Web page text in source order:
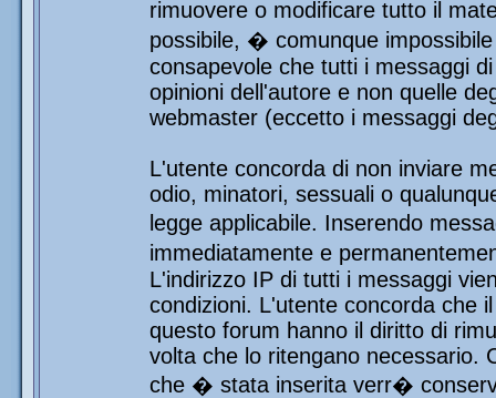
rimuovere o modificare tutto il
possibile, � comunque
consapevole che tutti i messaggi
opinioni dell'autore e non quelle
webmaster (eccetto i messaggi
L'utente concorda di non inviare
odio, minatori, sessuali o
legge applicabile. Inserendo
immediatamente e
L'indirizzo IP di tutti i messaggi
condizioni. L'utente concorda che
questo forum hanno il diritto di
volta che lo ritengano necessario.
che � stata inserita verr�